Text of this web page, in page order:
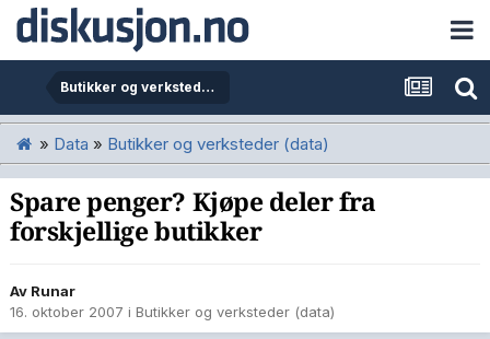
Butikker og verksteder (data)
» Data » Butikker og verksteder (data)
Spare penger? Kjøpe deler fra
forskjellige butikker
Av Runar
16. oktober 2007 i Butikker og verksteder (data)